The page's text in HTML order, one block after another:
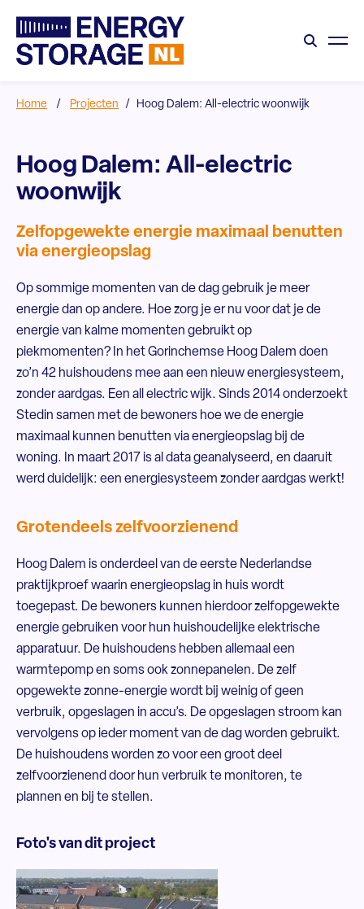
Home / Projecten / Hoog Dalem: All-electric woonwijk
Hoog Dalem: All-electric
woonwijk
Zelfopgewekte energie maximaal benutten
via energieopslag
Op sommige momenten van de dag gebruik je meer
energie dan op andere. Hoe zorg je er nu voor dat je de
energie van kalme momenten gebruikt op
piekmomenten? In het Gorinchemse Hoog Dalem doen
zo’n 42 huishoudens mee aan een nieuw energiesysteem,
zonder aardgas. Een all electric wijk. Sinds 2014 onderzoekt
Stedin samen met de bewoners hoe we de energie
maximaal kunnen benutten via energieopslag bij de
woning. In maart 2017 is al data geanalyseerd, en daaruit
werd duidelijk: een energiesysteem zonder aardgas werkt!
Grotendeels zelfvoorzienend
Hoog Dalem is onderdeel van de eerste Nederlandse
praktijkproef waarin energieopslag in huis wordt
toegepast. De bewoners kunnen hierdoor zelfopgewekte
energie gebruiken voor hun huishoudelijke elektrische
apparatuur. De huishoudens hebben allemaal een
warmtepomp en soms ook zonnepanelen. De zelf
opgewekte zonne-energie wordt bij weinig of geen
verbruik, opgeslagen in accu’s. De opgeslagen stroom kan
vervolgens op ieder moment van de dag worden gebruikt.
De huishoudens worden zo voor een groot deel
zelfvoorzienend door hun verbruik te monitoren, te
plannen en bij te stellen.
Foto's van dit project